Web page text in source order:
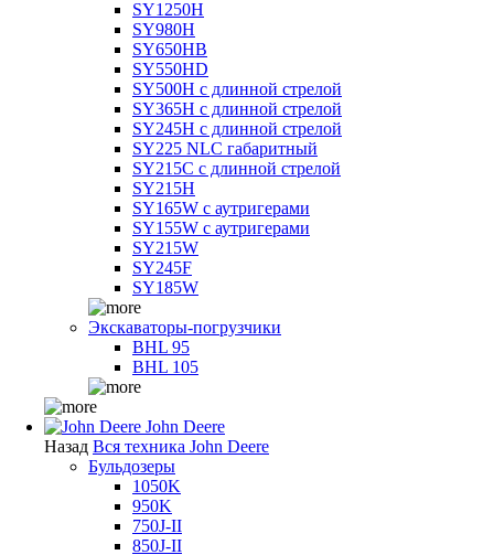
SY1250H
SY980H
SY650HB
SY550HD
SY500H с длинной стрелой
SY365H с длинной стрелой
SY245H с длинной стрелой
SY225 NLC габаритный
SY215C с длинной стрелой
SY215H
SY165W с аутригерами
SY155W с аутригерами
SY215W
SY245F
SY185W
Экскаваторы-погрузчики
BHL 95
BHL 105
John Deere
Назад Вся техника John Deere
Бульдозеры
1050K
950K
750J-II
850J-II